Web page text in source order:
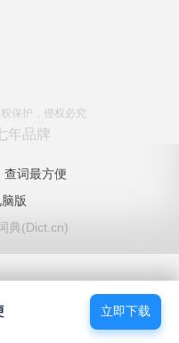
保护，侵权必究
年品牌
查词最方便
版
典(Dict.cn)
立即下载
立即下载